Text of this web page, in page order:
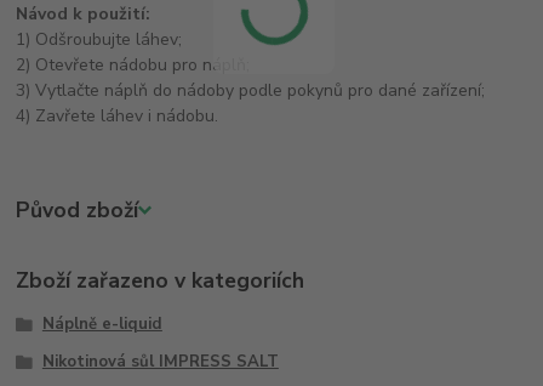
Návod k použití:
1) Odšroubujte láhev;
2) Otevřete nádobu pro náplň;
3) Vytlačte náplň do nádoby podle pokynů pro dané zařízení;
4) Zavřete láhev i nádobu.
Původ zboží
Zboží zařazeno v kategoriích
Náplně e-liquid
Nikotinová sůl IMPRESS SALT